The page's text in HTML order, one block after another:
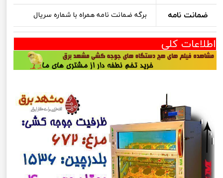
ضمانت نامه برگه ضمانت نامه همراه با شماره سریال
اطلاعات کلی